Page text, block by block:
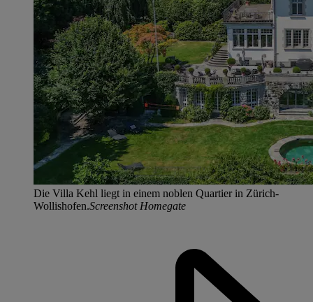
Die Villa Kehl liegt in einem noblen Quartier in Zürich-
Wollishofen.Screenshot Homegate